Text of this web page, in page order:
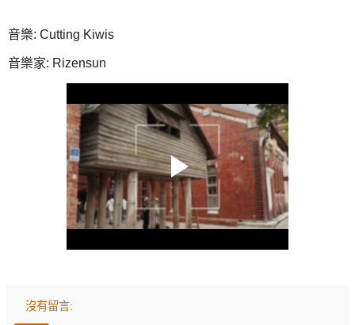
音樂: Cutting Kiwis
音樂家: Rizensun
沒有留言: